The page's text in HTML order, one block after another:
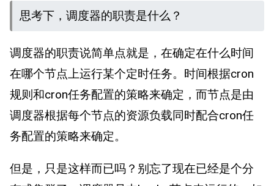
思考下，调度器的职责是什么？
调度器的职责说简单点就是，在确定在什么时间
在哪个节点上运行某个定时任务。时间根据cron
规则和cron任务配置的策略来确定，而节点是由
调度器根据每个节点的资源负载同时配合cron任
务配置的策略来确定。
但是，只是这样而已吗？别忘了现在已经是个分